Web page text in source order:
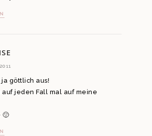
ja göttlich aus!
auf jeden Fall mal auf meine
🙂